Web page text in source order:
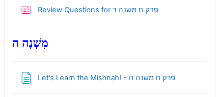
Review Questions for פרק ח משנה דQuiz
מִשְׁנָה ה
Let's Learn the Mishnah! - פרק ח משנה הPage